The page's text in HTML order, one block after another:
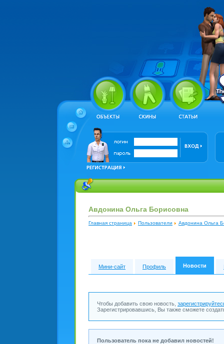
Авдонина Ольга Борисовна
Главная страница Пользователи Авдонина Ольга
Мини-сайт Профиль Новости
Чтобы добавить свою новость,
Зарегистрировавшись, Вы также сможете
Пользователь пока не добавил новостей!